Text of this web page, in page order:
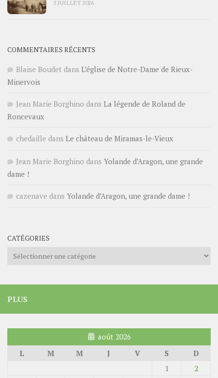
5 JUILLET 2026
COMMENTAIRES RÉCENTS
Blaise Boudet dans L’église de Notre-Dame de Rieux-
Minervois
Jean Marie Borghino dans La légende de Roland de
Roncevaux
chedaille dans Le château de Miramas-le-Vieux
Jean Marie Borghino dans Yolande d’Aragon, une grande
dame !
cazenave dans Yolande d’Aragon, une grande dame !
CATÉGORIES
Catégories
PLUS
août 2026
L
M M J V S
D
1
2